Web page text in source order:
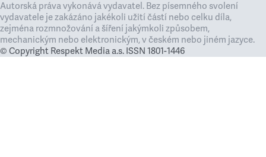
Autorská práva vykonává vydavatel. Bez písemného svolení
vydavatele je zakázáno jakékoli užití částí nebo celku díla,
zejména rozmnožování a šíření jakýmkoli způsobem,
mechanickým nebo elektronickým, v českém nebo jiném jazyce.
© Copyright Respekt Media a.s. ISSN 1801-1446